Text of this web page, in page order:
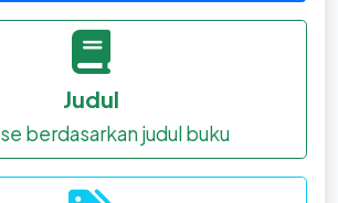
Judul
berdasarkan judul buku